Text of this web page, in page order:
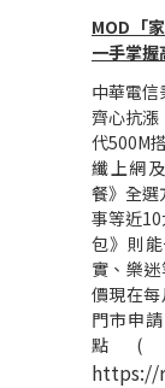
MOD 「
一手掌
中華電
齊心抗漲
代500M
纖上網
餐》全選
事等近
包》則
實、樂
價現在
門市申
點 (
https://